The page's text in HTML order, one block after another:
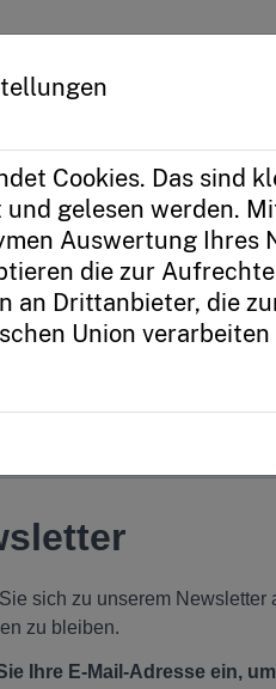
Kitatransformation
aktuelle
Anmeldung und
um digitale
Cookies. Das sind
gelesen werden.
Auswertung Ihres
die zur
an Drittanbieter, die
Union verarbeiten